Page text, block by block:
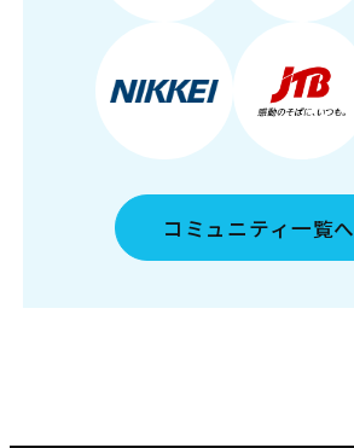
コミュニティ一覧へ